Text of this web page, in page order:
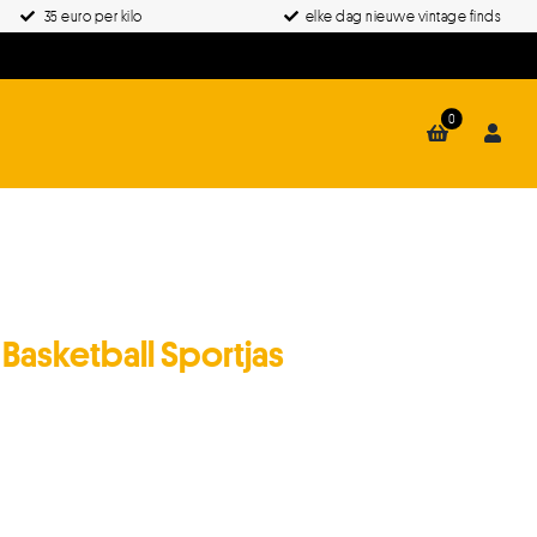
35 euro per kilo elke dag nieuwe vintage finds
0
Sportjas